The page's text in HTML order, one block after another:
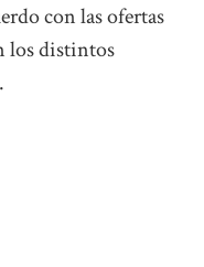
con las ofertas
los distintos